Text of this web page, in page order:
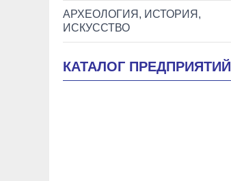
АРХЕОЛОГИЯ, ИСТОРИЯ,
ИСКУССТВО
КАТАЛОГ ПРЕДПРИЯТИЙ